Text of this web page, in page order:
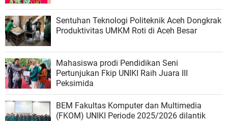
Sentuhan Teknologi Politeknik Aceh Dongkrak
Produktivitas UMKM Roti di Aceh Besar
Mahasiswa prodi Pendidikan Seni
Pertunjukan Fkip UNIKI Raih Juara III
Peksimida
BEM Fakultas Komputer dan Multimedia
(FKOM) UNIKI Periode 2025/2026 dilantik